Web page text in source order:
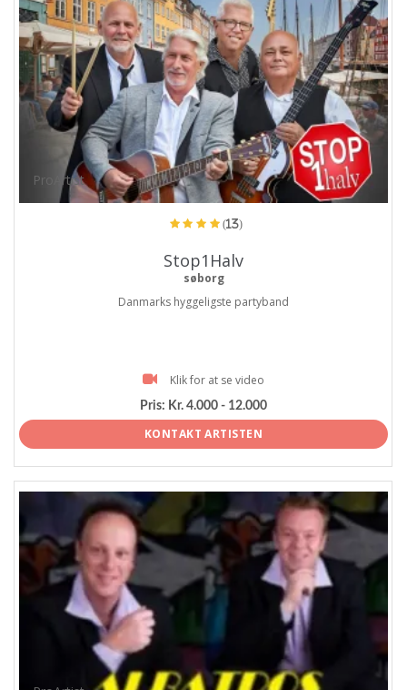
ProArtist
(13)
Stop1Halv
søborg
Danmarks hyggeligste partyband
Klik for at se video
Pris: Kr. 4.000 - 12.000
KONTAKT ARTISTEN